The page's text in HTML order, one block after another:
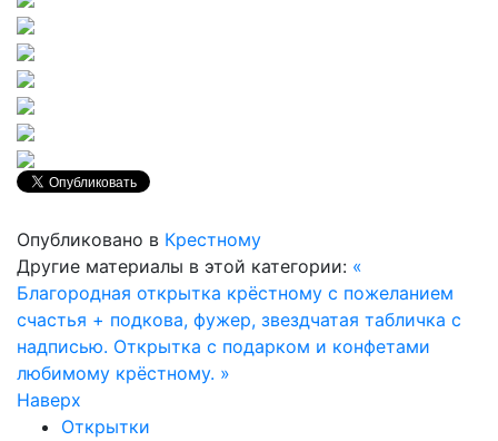
Опубликовано в Крестному
Другие материалы в этой категории: «
Благородная открытка крёстному с пожеланием
счастья + подкова, фужер, звездчатая табличка с
надписью. Открытка с подарком и конфетами
любимому крёстному. »
Наверх
Открытки